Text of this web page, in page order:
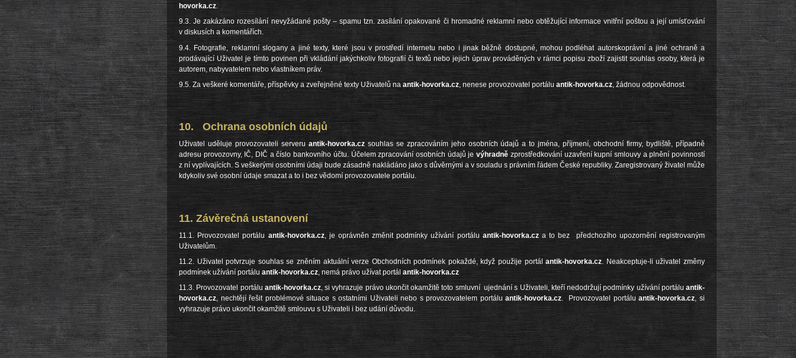
hovorka.cz.
9.3. Je zakázáno rozesílání nevyžádané pošty – spamu tzn. zasílání opakované či hromadné reklamní nebo obtěžující informace vnitřní poštou a její umísťování
v diskusích a komentářích.
9.4. Fotografie, reklamní slogany a jiné texty, které jsou v prostředí internetu nebo i jinak běžně dostupné, mohou podléhat autorskoprávní a jiné ochraně a
prodávající Uživatel je tímto povinen při vkládání jakýchkoliv fotografií či textů nebo jejich úprav prováděných v rámci popisu zboží zajistit souhlas osoby, která je
autorem, nabyvatelem nebo vlastníkem práv.
9.5. Za veškeré komentáře, příspěvky a zveřejněné texty Uživatelů na antik-hovorka.cz, nenese provozovatel portálu antik-hovorka.cz, žádnou odpovědnost.
10. Ochrana osobních údajů
Uživatel uděluje provozovateli serveru antik-hovorka.czsouhlas se zpracováním jeho osobních údajů a to jména, příjmení, obchodní firmy, bydliště, případně
adresu provozovny, IČ, DIČ a číslo bankovního účtu. Účelem zpracování osobních údajů jevýhradně zprostředkování uzavření kupní smlouvy a plnění povinností
z ní vyplívajících. S veškerými osobními údaji bude zásadně nakládáno jako s důvěrnými a v souladu s právním řádem České republiky. Zaregistrovaný živatel může
kdykoliv své osobní údaje smazat a to i bez vědomí provozovatele portálu.
11. Závěrečná ustanovení
11.1. Provozovatel portálu antik-hovorka.cz, je oprávněn změnit podmínky užívání portálu antik-hovorka.cza to bez předchozího upozornění registrovaným
Uživatelům.
11.2. Uživatel potvrzuje souhlas se zněním aktuální verze Obchodních podmínek pokaždé, když použije portálantik-hovorka.cz. Neakceptuje-li uživatel změny
podmínek užívání portálu antik-hovorka.cz, nemá právo užívat portál antik-hovorka.cz
11.3. Provozovatel portálu antik-hovorka.cz, si vyhrazuje právo ukončit okamžitě toto smluvní ujednání s Uživateli, kteří nedodržují podmínky užívání portálu antik-
hovorka.cz, nechtějí řešit problémové situace s ostatními Uživateli nebo s provozovatelem portáluantik-hovorka.cz. Provozovatel portáluantik-hovorka.cz, si
vyhrazuje právo ukončit okamžitě smlouvu s Uživateli i bez udání důvodu.